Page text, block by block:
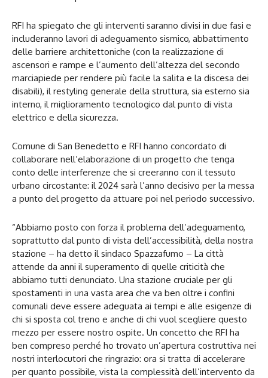
RFI ha spiegato che gli interventi saranno divisi in due fasi e
includeranno lavori di adeguamento sismico, abbattimento
delle barriere architettoniche (con la realizzazione di
ascensori e rampe e l’aumento dell’altezza del secondo
marciapiede per rendere più facile la salita e la discesa dei
disabili), il restyling generale della struttura, sia esterno sia
interno, il miglioramento tecnologico dal punto di vista
elettrico e della sicurezza.
Comune di San Benedetto e RFI hanno concordato di
collaborare nell’elaborazione di un progetto che tenga
conto delle interferenze che si creeranno con il tessuto
urbano circostante: il 2024 sarà l’anno decisivo per la messa
a punto del progetto da attuare poi nel periodo successivo.
“Abbiamo posto con forza il problema dell’adeguamento,
soprattutto dal punto di vista dell’accessibilità, della nostra
stazione – ha detto il sindaco Spazzafumo – La città
attende da anni il superamento di quelle criticità che
abbiamo tutti denunciato. Una stazione cruciale per gli
spostamenti in una vasta area che va ben oltre i confini
comunali deve essere adeguata ai tempi e alle esigenze di
chi si sposta col treno e anche di chi vuol scegliere questo
mezzo per essere nostro ospite. Un concetto che RFI ha
ben compreso perché ho trovato un’apertura costruttiva nei
nostri interlocutori che ringrazio: ora si tratta di accelerare
per quanto possibile, vista la complessità dell’intervento da